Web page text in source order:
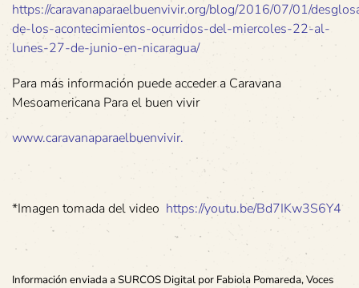
https://caravanaparaelbuenvivir.org/blog/2016/07/01/
de-los-acontecimientos-ocurridos-del-miercoles-22-al-
lunes-27-de-junio-en-nicaragua/
Para más información puede acceder a Caravana
Mesoamericana Para el buen vivir
www.caravanaparaelbuenvivir.
*Imagen tomada del video https://youtu.be/Bd7IKw3S6Y4
Información enviada a SURCOS Digital por Fabiola Pomareda, Voces